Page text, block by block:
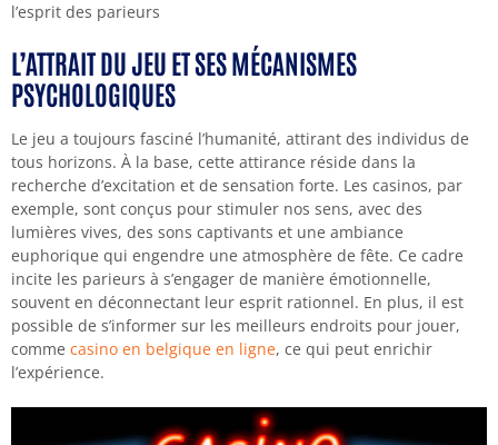
l’esprit des parieurs
L’ATTRAIT DU JEU ET SES MÉCANISMES
PSYCHOLOGIQUES
Le jeu a toujours fasciné l’humanité, attirant des individus de
tous horizons. À la base, cette attirance réside dans la
recherche d’excitation et de sensation forte. Les casinos, par
exemple, sont conçus pour stimuler nos sens, avec des
lumières vives, des sons captivants et une ambiance
euphorique qui engendre une atmosphère de fête. Ce cadre
incite les parieurs à s’engager de manière émotionnelle,
souvent en déconnectant leur esprit rationnel. En plus, il est
possible de s’informer sur les meilleurs endroits pour jouer,
comme casino en belgique en ligne, ce qui peut enrichir
l’expérience.